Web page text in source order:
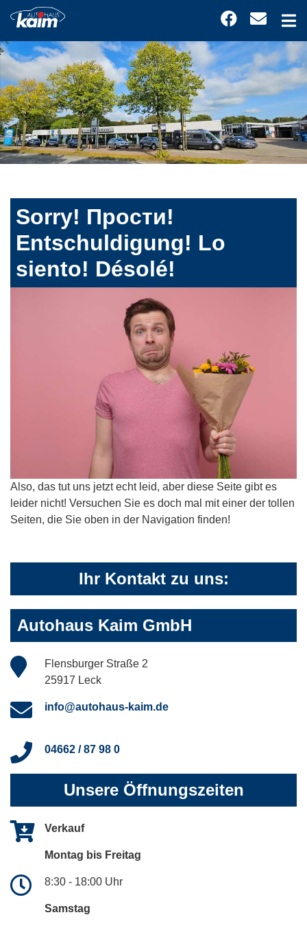
Sorry! Прости!
Entschuldigung! Lo
siento! Désolé!
Also, das tut uns jetzt echt leid, aber diese Seite gibt es
leider nicht! Versuchen Sie es doch mal mit einer der tollen
Seiten, die Sie oben in der Navigation finden!
Ihr Kontakt zu uns:
Autohaus Kaim GmbH
Flensburger Straße 2
25917 Leck
info@autohaus-kaim.de
04662 / 87 98 0
Unsere Öffnungszeiten
Verkauf
Montag bis Freitag
8:30 - 18:00 Uhr
Samstag